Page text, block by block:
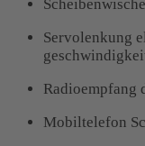
Servolenkung
Mobiltelefon